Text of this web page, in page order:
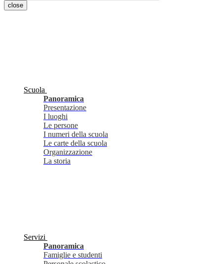
close
Scuola
Panoramica
Presentazione
I luoghi
Le persone
I numeri della scuola
Le carte della scuola
Organizzazione
La storia
Servizi
Panoramica
Famiglie e studenti